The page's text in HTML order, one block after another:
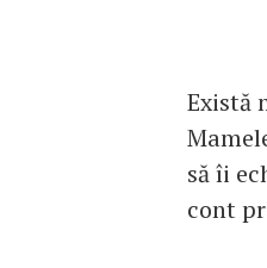
Există
să îi
cont